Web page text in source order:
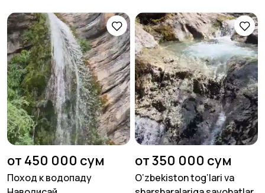
от 450 000 сум
Поход к водопаду
от 350 000 сум
O‘zbekiston tog‘lari va